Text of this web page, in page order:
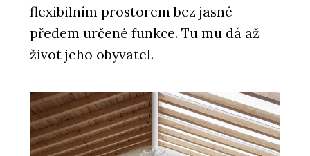
flexibilním prostorem bez jasné
předem určené funkce. Tu mu dá až
život jeho obyvatel.